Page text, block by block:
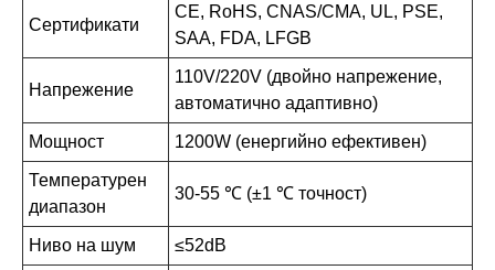
Сертификати
CE, RoHS, CNAS/CMA, UL, PSE,
SAA, FDA, LFGB
Напрежение
110V/220V (двойно напрежение,
автоматично адаптивно)
Мощност 1200W (енергийно ефективен)
Температурен
диапазон
30-55 ℃ (±1 ℃ точност)
Ниво на шум ≤52dB